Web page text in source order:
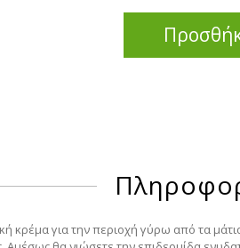
κρέμα για την περιοχή γύρω από τα